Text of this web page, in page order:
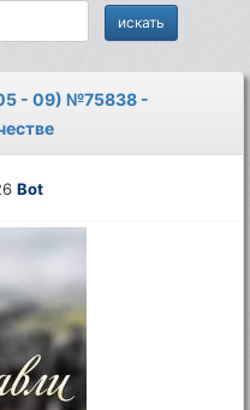
- 09) №75838 -
Bot